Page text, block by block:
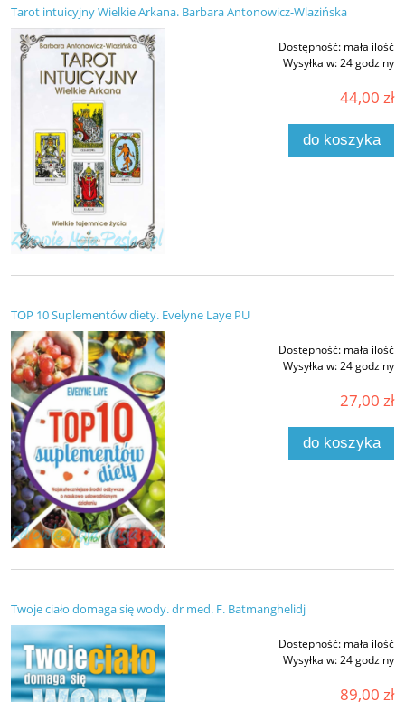
Tarot intuicyjny Wielkie Arkana. Barbara Antonowicz-Wlazińska
Dostępność: mała ilość
Wysyłka w:24 godziny
44,00 zł
do koszyka
TOP 10 Suplementów diety. Evelyne Laye PU
Dostępność: mała ilość
Wysyłka w:24 godziny
27,00 zł
do koszyka
Twoje ciało domaga się wody. dr med. F. Batmanghelidj
Dostępność: mała ilość
Wysyłka w:24 godziny
89,00 zł